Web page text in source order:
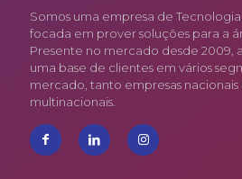
Somos uma empresa de
focada em prover soluções para a
Presente no mercado desde 2009,
uma base de clientes em vários
mercado, tanto empresas
multinacionais.